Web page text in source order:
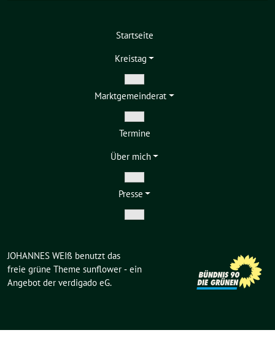
Startseite
Kreistag
Zeige
Untermenü
Markt­gemeinderat
Zeige
Untermenü
Termine
Über mich
Zeige
Untermenü
Presse
Zeige
JOHANNES WEIß benutzt das
freie grüne Theme sunflower ‐ ein
Angebot der verdigado eG.